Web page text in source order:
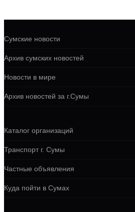
Сумские новости
Архив сумских новостей
Новости в мире
Архив новостей за г.Сумы
Каталог организаций
Транспорт г. Сумы
Частные объявления
Куда пойти в Сумах